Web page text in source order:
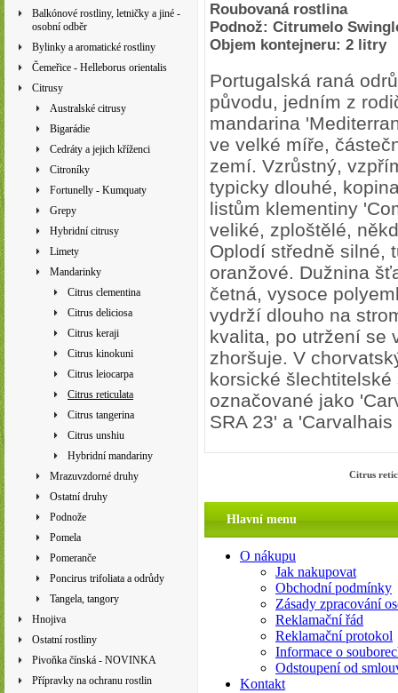
Balkónové rostliny, letničky a jiné -
osobní odběr
Bylinky a aromatické rostliny
Čemeřice - Helleborus orientalis
Citrusy
Australské citrusy
Bigarádie
Cedráty a jejich kříženci
Citroníky
Fortunelly - Kumquaty
Grepy
Hybridní citrusy
Limety
Mandarinky
Citrus clementina
Citrus deliciosa
Citrus keraji
Citrus kinokuni
Citrus leiocarpa
Citrus reticulata
Citrus tangerina
Citrus unshiu
Hybridní mandariny
Mrazuvzdorné druhy
Ostatní druhy
Podnože
Pomela
Pomeranče
Poncirus trifoliata a odrůdy
Tangela, tangory
Hnojiva
Ostatní rostliny
Pivoňka čínská - NOVINKA
Přípravky na ochranu rostlin
Roubovaná rostlina
Podnož: Citrumelo
Objem kontejneru: 2 litry
Portugalská raná
původu, jedním z
mandarina
ve velké míře,
zemí. Vzrůstný,
typicky dlouhé,
listům klementiny
veliké, zploštělé,
Oplodí středně silné,
oranžové. Dužnina
četná, vysoce
vydrží dlouho na
kvalita, po utržení se
zhoršuje. V
korsické
označované jako
SRA 23' a 'Carvalhais
Citrus
Hlavní menu
O nákupu
Jak nakupovat
Obchodní podmínky
Zásady zpracování
Reklamační řád
Reklamační protokol
Informace o
Odstoupení od
Kontakt